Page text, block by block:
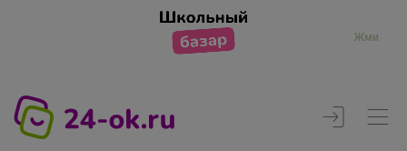
Жми